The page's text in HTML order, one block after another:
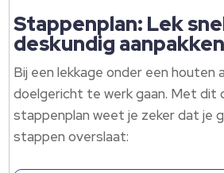
Stappenplan: Lek
deskundig aanpakken
Bij een lekkage onder een houten
doelgericht te werk gaan. Met dit
stappenplan weet je zeker dat je
stappen overslaat: